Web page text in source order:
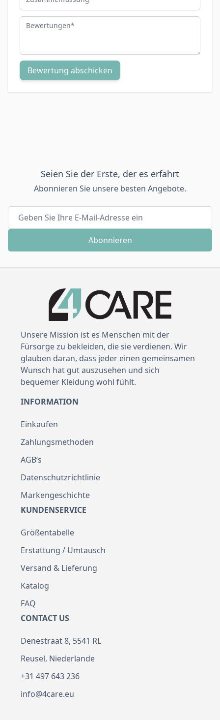
Bewertungen
Bewertung abschicken
Seien Sie der Erste, der es erfährt
Abonnieren Sie unsere besten Angebote.
E-Mailadresse
Abonnieren
Unsere Mission ist es Menschen mit der
Fürsorge zu bekleiden, die sie verdienen. Wir
glauben daran, dass jeder einen gemeinsamen
Wunsch hat gut auszusehen und sich
bequemer Kleidung wohl fühlt.
INFORMATION
Einkaufen
Zahlungsmethoden
AGB‘s
Datenschutzrichtlinie
Markengeschichte
KUNDENSERVICE
Größentabelle
Erstattung / Umtausch
Versand & Lieferung
Katalog
FAQ
CONTACT US
Denestraat 8, 5541 RL
Reusel, Niederlande
+31 497 643 236
info@4care.eu